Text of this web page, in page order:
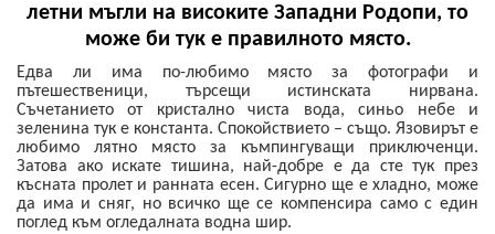
летни мъгли на високите Западни Родопи, то
може би тук е правилното място.
Едва ли има по-любимо място за фотографи и
пътешественици, търсещи истинската нирвана.
Съчетанието от кристално чиста вода, синьо небе и
зеленина тук е константа. Спокойствието – също. Язовирът е
любимо лятно място за къмпингуващи приключенци.
Затова ако искате тишина, най-добре е да сте тук през
късната пролет и ранната есен. Сигурно ще е хладно, може
да има и сняг, но всичко ще се компенсира само с един
поглед към огледалната водна шир.